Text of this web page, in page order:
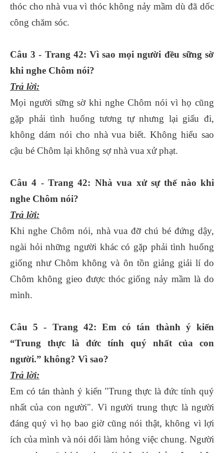
thóc cho nhà vua vì thóc không nảy mầm dù đã dốc
công chăm sóc.
Câu 3 - Trang 42: Vì sao mọi người đều sững sờ
khi nghe Chôm nói?
Trả lời:
Mọi người sững sờ khi nghe Chôm nói vì họ cũng
gặp phải tình huống tương tự nhưng lại giấu đi,
không dám nói cho nhà vua biết. Không hiểu sao
cậu bé Chôm lại không sợ nhà vua xử phạt.
Câu 4 - Trang 42: Nhà vua xử sự thế nào khi
nghe Chôm nói?
Trả lời:
Khi nghe Chôm nói, nhà vua đỡ chú bé đứng dậy,
ngài hỏi những người khác có gặp phải tình huống
giống như Chôm không và ôn tồn giảng giải lí do
Chôm không gieo được thóc giống nảy mầm là do
mình.
Câu 5 - Trang 42: Em có tán thành ý kiến
“Trung thực là đức tính quý nhất của con
người.” không? Vì sao?
Trả lời:
Em có tán thành ý kiến "Trung thực là đức tính quý
nhất của con người". Vì người trung thực là người
đáng quý vì họ bao giờ cũng nói thật, không vì lợi
ích của mình và nói dối làm hỏng việc chung. Người